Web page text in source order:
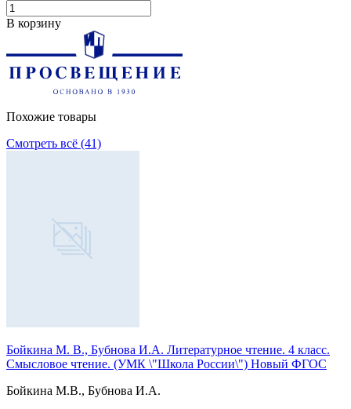
В корзину
Похожие товары
Смотреть всё (41)
Бойкина М. В., Бубнова И.А. Литературное чтение. 4 класс.
Смысловое чтение. (УМК \"Школа России\") Новый ФГОС
Бойкина М.В., Бубнова И.А.